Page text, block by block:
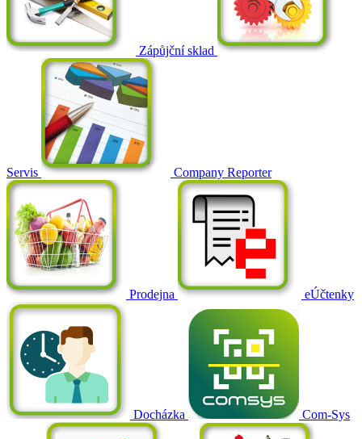
Zápůjční sklad
Servis Company Reporter
Prodejna eÚčtenky
Docházka Com-Sys